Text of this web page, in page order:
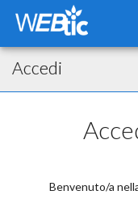
Accedi
Benvenuto/a